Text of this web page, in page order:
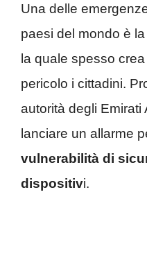
Una delle
paesi del mondo è
la quale spesso
pericolo i cittadini.
autorità degli
lanciare un allarme
vulnerabilità di
dispositivi.